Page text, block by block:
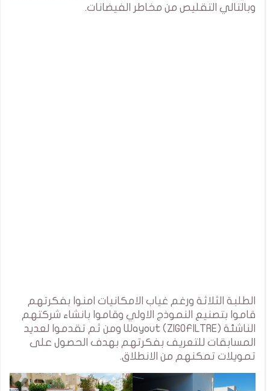
وبالتالي التقليص من مخاطر الفيضانات.
الطلبة الثلاثة ورغم غياب الامكانيات امنوا بفكرتهم
قاموا بتصنيع النموذج الاولي وقاموا بانشاء شركتهم
الناشئة Wayout (ZIGOFILTRE) ومن ثم تقدموا لعديد
المسابقات للتعريف بفكرتهم بهدف الحصول على
تمويلات تمكنهم من الانطلاق.